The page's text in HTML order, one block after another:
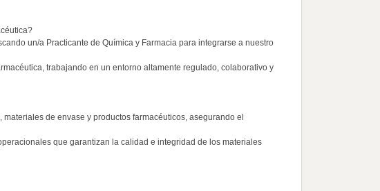
un/a Practicante de Química y Farmacia para integrarse a nuestro
trabajando en un entorno altamente regulado, colaborativo y
de envase y productos farmacéuticos, asegurando el
que garantizan la calidad e integridad de los materiales